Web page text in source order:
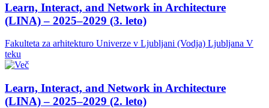
Learn, Interact, and Network in Architecture
(LINA) – 2025–2029 (3. leto)
Fakulteta za arhitekturo Univerze v Ljubljani (Vodja) Ljubljana V
teku
Learn, Interact, and Network in Architecture
(LINA) – 2025–2029 (2. leto)